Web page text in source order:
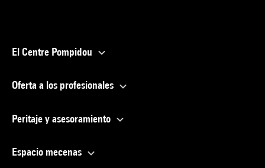
El Centre Pompidou
Oferta a los profesionales
Peritaje y asesoramiento
Espacio mecenas